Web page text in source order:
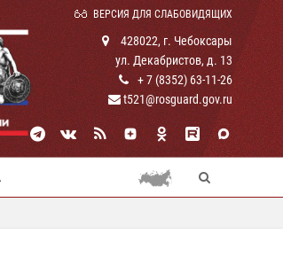
ВЕРСИЯ ДЛЯ СЛАБОВИДЯЩИХ
428022, г. Чебоксары
ул. Декабристов, д. 13
+ 7 (8352) 63-11-26
t521@rosguard.gov.ru